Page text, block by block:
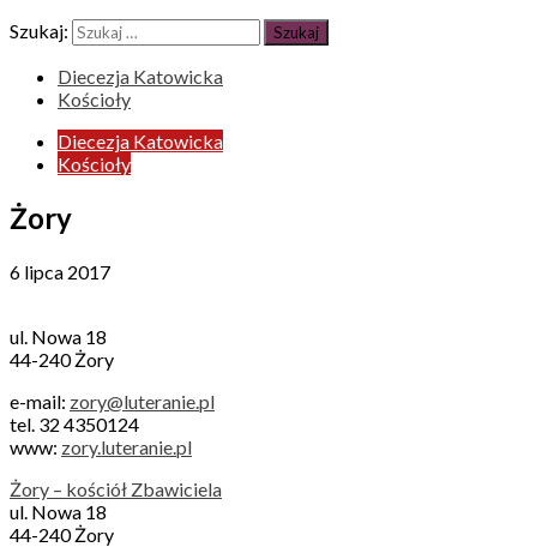
Szukaj:
Diecezja Katowicka
Kościoły
Diecezja Katowicka
Kościoły
Żory
6 lipca 2017
ul. Nowa 18
44-240 Żory
e-mail: zory@luteranie.pl
tel. 32 4350124
www: zory.luteranie.pl
Żory – kościół Zbawiciela
ul. Nowa 18
44-240 Żory